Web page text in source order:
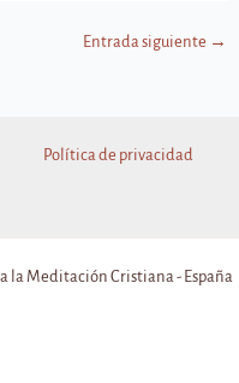
Entrada siguiente →
Política de privacidad
la Meditación Cristiana - España